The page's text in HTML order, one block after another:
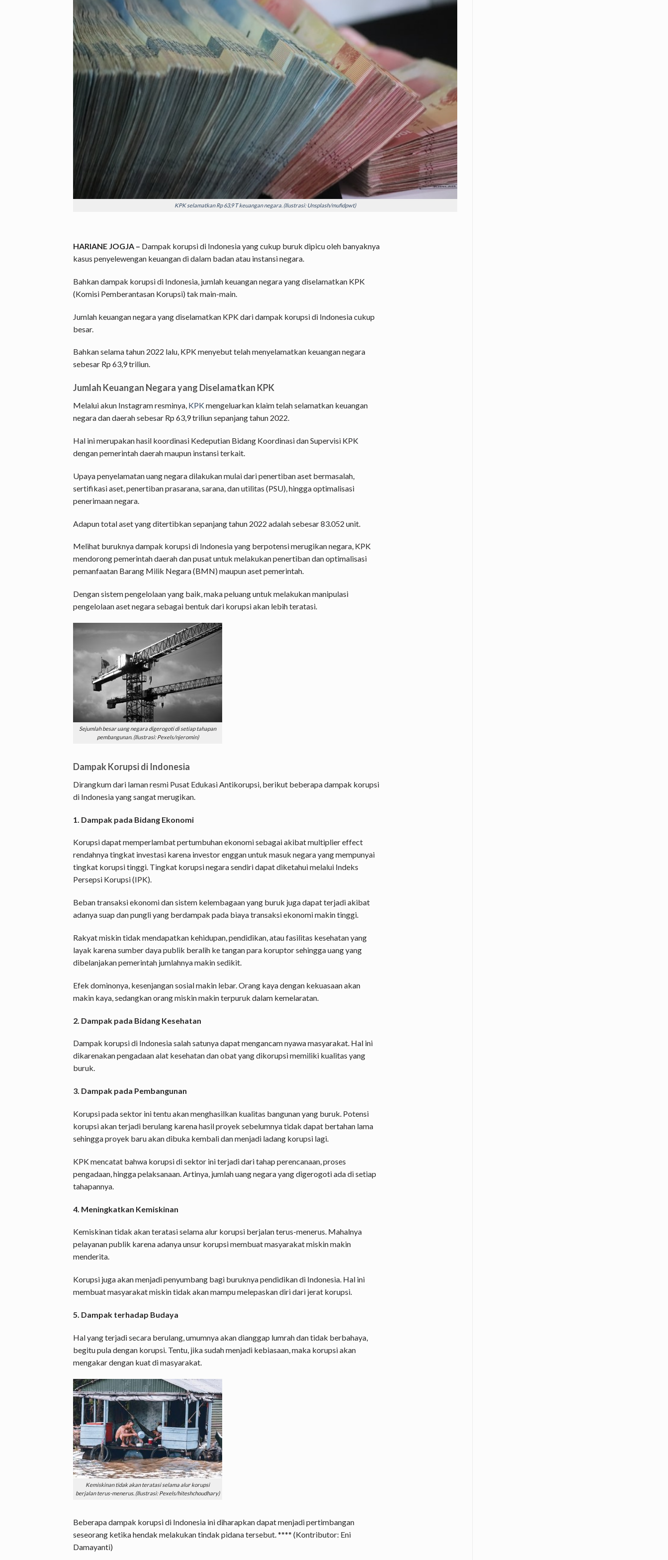
KPK selamatkan Rp 63,9 T keuangan negara. (Ilustrasi: Unsplash/mufidpwt)
HARIANE JOGJA – Dampak korupsi di Indonesia yang cukup buruk dipicu oleh banyaknya
kasus penyelewengan keuangan di dalam badan atau instansi negara.
Bahkan dampak korupsi di Indonesia, jumlah keuangan negara yang diselamatkan KPK
(Komisi Pemberantasan Korupsi) tak main-main.
Jumlah keuangan negara yang diselamatkan KPK dari dampak korupsi di Indonesia cukup
besar.
Bahkan selama tahun 2022 lalu, KPK menyebut telah menyelamatkan keuangan negara
sebesar Rp 63,9 triliun.
Jumlah Keuangan Negara yang Diselamatkan KPK
Melalui akun Instagram resminya, KPKmengeluarkan klaim telah selamatkan keuangan
negara dan daerah sebesar Rp 63,9 triliun sepanjang tahun 2022.
Hal ini merupakan hasil koordinasi Kedeputian Bidang Koordinasi dan Supervisi KPK
dengan pemerintah daerah maupun instansi terkait.
Upaya penyelamatan uang negara dilakukan mulai dari penertiban aset bermasalah,
sertifikasi aset, penertiban prasarana, sarana, dan utilitas (PSU), hingga optimalisasi
penerimaan negara.
Adapun total aset yang ditertibkan sepanjang tahun 2022 adalah sebesar 83.052 unit.
Melihat buruknya dampak korupsi di Indonesia yang berpotensi merugikan negara, KPK
mendorong pemerintah daerah dan pusat untuk melakukan penertiban dan optimalisasi
pemanfaatan Barang Milik Negara (BMN) maupun aset pemerintah.
Dengan sistem pengelolaan yang baik, maka peluang untuk melakukan manipulasi
pengelolaan aset negara sebagai bentuk dari korupsi akan lebih teratasi.
Sejumlah besar uang negara digerogoti di setiap tahapan
pembangunan. (Ilustrasi: Pexels/njeromin)
Dampak Korupsi di Indonesia
Dirangkum dari laman resmi Pusat Edukasi Antikorupsi, berikut beberapa dampak korupsi
di Indonesia yang sangat merugikan.
1. Dampak pada Bidang Ekonomi
Korupsi dapat memperlambat pertumbuhan ekonomi sebagai akibat multiplier effect
rendahnya tingkat investasi karena investor enggan untuk masuk negara yang mempunyai
tingkat korupsi tinggi. Tingkat korupsi negara sendiri dapat diketahui melalui Indeks
Persepsi Korupsi (IPK).
Beban transaksi ekonomi dan sistem kelembagaan yang buruk juga dapat terjadi akibat
adanya suap dan pungli yang berdampak pada biaya transaksi ekonomi makin tinggi.
Rakyat miskin tidak mendapatkan kehidupan, pendidikan, atau fasilitas kesehatan yang
layak karena sumber daya publik beralih ke tangan para koruptor sehingga uang yang
dibelanjakan pemerintah jumlahnya makin sedikit.
Efek dominonya, kesenjangan sosial makin lebar. Orang kaya dengan kekuasaan akan
makin kaya, sedangkan orang miskin makin terpuruk dalam kemelaratan.
2. Dampak pada Bidang Kesehatan
Dampak korupsi di Indonesia salah satunya dapat mengancam nyawa masyarakat. Hal ini
dikarenakan pengadaan alat kesehatan dan obat yang dikorupsi memiliki kualitas yang
buruk.
3. Dampak pada Pembangunan
Korupsi pada sektor ini tentu akan menghasilkan kualitas bangunan yang buruk. Potensi
korupsi akan terjadi berulang karena hasil proyek sebelumnya tidak dapat bertahan lama
sehingga proyek baru akan dibuka kembali dan menjadi ladang korupsi lagi.
KPK mencatat bahwa korupsi di sektor ini terjadi dari tahap perencanaan, proses
pengadaan, hingga pelaksanaan. Artinya, jumlah uang negara yang digerogoti ada di setiap
tahapannya.
4. Meningkatkan Kemiskinan
Kemiskinan tidak akan teratasi selama alur korupsi berjalan terus-menerus. Mahalnya
pelayanan publik karena adanya unsur korupsi membuat masyarakat miskin makin
menderita.
Korupsi juga akan menjadi penyumbang bagi buruknya pendidikan di Indonesia. Hal ini
membuat masyarakat miskin tidak akan mampu melepaskan diri dari jerat korupsi.
5. Dampak terhadap Budaya
Hal yang terjadi secara berulang, umumnya akan dianggap lumrah dan tidak berbahaya,
begitu pula dengan korupsi. Tentu, jika sudah menjadi kebiasaan, maka korupsi akan
mengakar dengan kuat di masyarakat.
Kemiskinan tidak akan teratasi selama alur korupsi
berjalan terus-menerus. (Ilustrasi: Pexels/hiteshchoudhary)
Beberapa dampak korupsi di Indonesia ini diharapkan dapat menjadi pertimbangan
seseorang ketika hendak melakukan tindak pidana tersebut. **** (Kontributor: Eni
Damayanti)